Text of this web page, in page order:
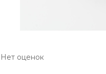
Нет оценок